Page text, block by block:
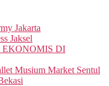
Jakarta
Jaksel
DI
Musium Market Sentul